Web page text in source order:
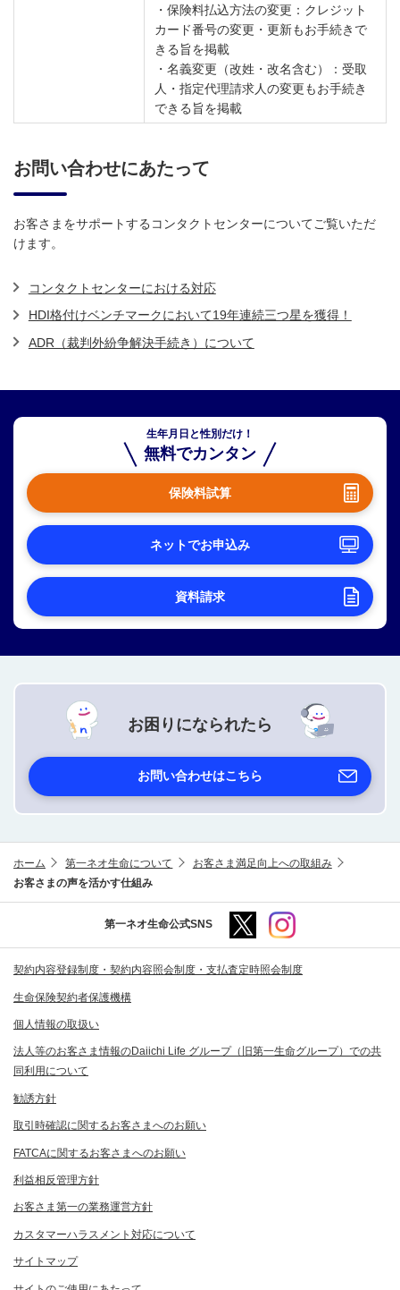
・保険料払込方法の変更：クレジット
カード番号の変更・更新もお手続きで
きる旨を掲載
・名義変更（改姓・改名含む）：受取
人・指定代理請求人の変更もお手続き
できる旨を掲載
お問い合わせにあたって
お客さまをサポートするコンタクトセンターについてご覧いただ
けます。
コンタクトセンターにおける対応
HDI格付けベンチマークにおいて19年連続三つ星を獲得！
ADR（裁判外紛争解決手続き）について
生年月日と性別だけ！
無料でカンタン
保険料試算
ネットでお申込み
資料請求
お困りになられたら
お問い合わせはこちら
ホーム 第一ネオ生命について
お客さま満足向上への取組み
お客さまの声を活かす仕組み
第一ネオ生命公式SNS
契約内容登録制度・契約内容照会制度・支払査定時照会制度
生命保険契約者保護機構
個人情報の取扱い
法人等のお客さま情報のDaiichi Life グループ（旧第一生命グループ）での共
同利用について
勧誘方針
取引時確認に関するお客さまへのお願い
FATCAに関するお客さまへのお願い
利益相反管理方針
お客さま第一の業務運営方針
カスタマーハラスメント対応について
サイトマップ